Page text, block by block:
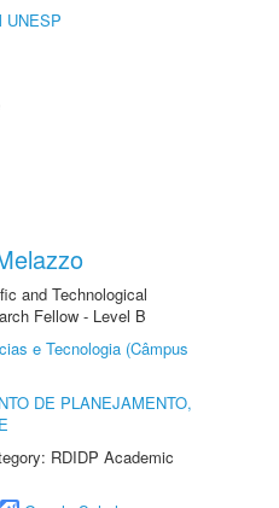
UNESP
and Technological
Fellow - Level B
e Tecnologia (Câmpus
DE PLANEJAMENTO,
RDIDP Academic